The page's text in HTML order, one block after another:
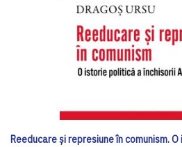
Reeducare și represiune în comunism.